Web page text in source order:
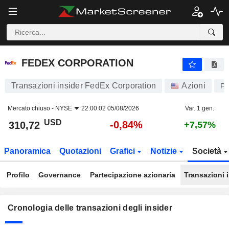
FEDEX CORPORATION
FEDEX CORPORATION
Transazioni insider FedEx Corporation Azioni
Mercato chiuso - NYSE 22:00:02 05/08/2026 Var. 1 gen.
310,72 USD -0,84% +7,57%
Panoramica Quotazioni Grafici Notizie Società
Profilo Governance Partecipazione azionaria Transazioni
Cronologia delle transazioni degli insider